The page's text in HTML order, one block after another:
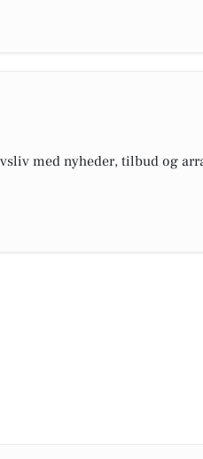
med nyheder, tilbud og